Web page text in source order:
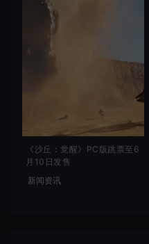
《沙丘：觉醒》PC版跳票至6
月10日发售
新闻资讯